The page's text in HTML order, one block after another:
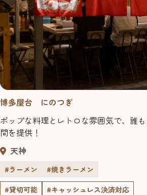
博多屋台 にのつぎ
ポップな料理とレトロな雰囲気で、誰
間を提供！
天神
#ラーメン
#焼きラーメン
#貸切可能
#キャッシュレス決済対応